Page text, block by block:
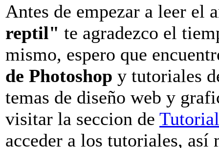
Antes de empezar a leer el
reptil" te agradezco el
mismo, espero que
de Photoshop y tutoriales
temas de diseño web y
visitar la seccion de
acceder a los tutoriales,